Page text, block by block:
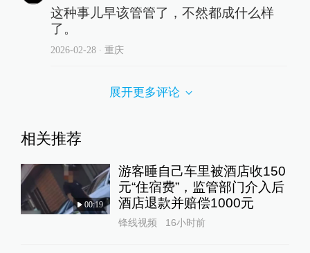
这种事儿早该管管了，不然都成什么样
了。
2026-02-28∙ 重庆
展开更多评论
相关推荐
00:19
游客睡自己车里被酒店收150
元“住宿费”，监管部门介入后
酒店退款并赔偿1000元
锋线视频 16小时前